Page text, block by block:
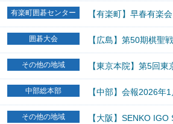
有楽町囲碁センター 【有楽町】早春有楽
囲碁大会 【広島】第50期棋聖
その他の地域 【東京本院】第5回
中部総本部 【中部】会報2026年
その他の地域 【大阪】SENKO IGO